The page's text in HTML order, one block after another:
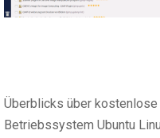
Überblicks über
Betriebssystem Ubuntu